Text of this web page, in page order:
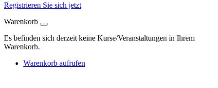
Registrieren Sie sich jetzt
Warenkorb
Es befinden sich derzeit keine Kurse/Veranstaltungen in Ihrem
Warenkorb.
Warenkorb aufrufen